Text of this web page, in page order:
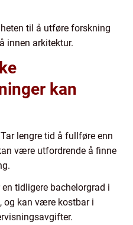
til å utføre forskning
innen arkitektur.
kan
lengre tid å fullføre enn
være utfordrende å finne
tidligere bachelorgrad i
og kan være kostbar i